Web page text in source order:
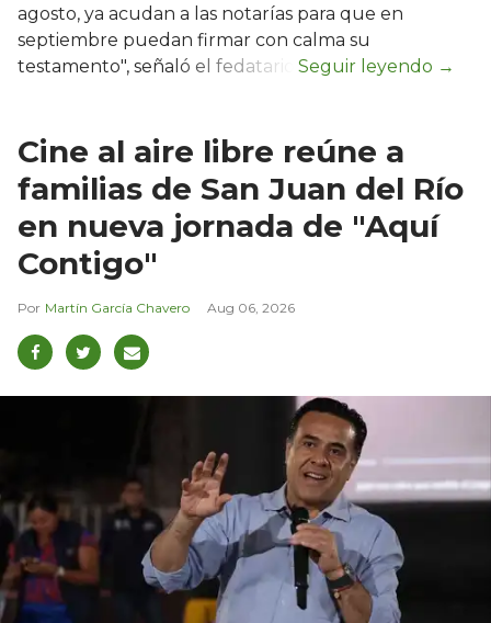
agosto, ya acudan a las notarías para que en
septiembre puedan firmar con calma su
testamento", señaló el fedatario.
Cine al aire libre reúne a
familias de San Juan del Río
en nueva jornada de "Aquí
Contigo"
Martín García Chavero Aug 06, 2026